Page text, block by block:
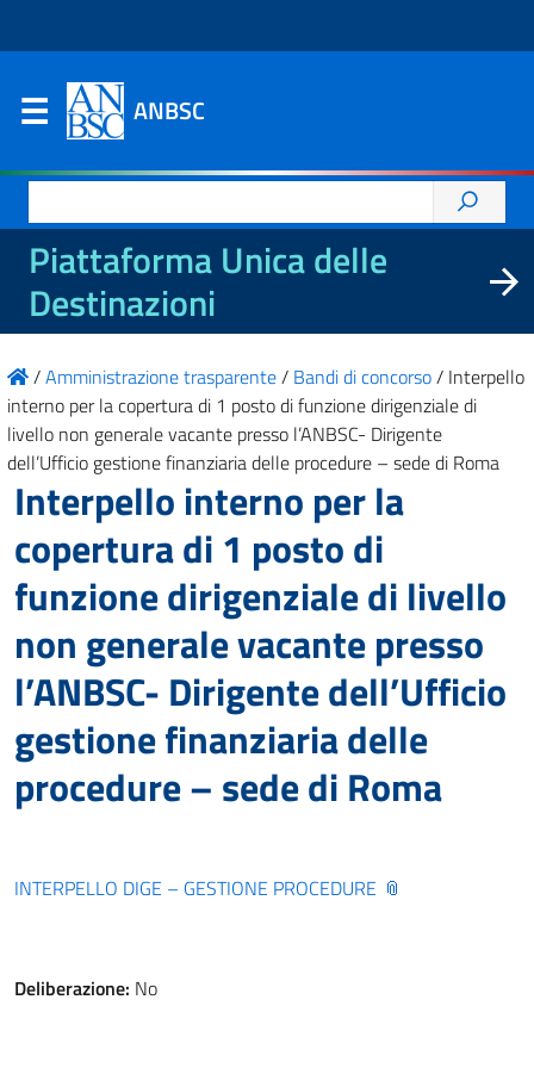
ANBSC
per:
Piattaforma Unica delle
Destinazioni
/Amministrazione trasparente/ Bandi di concorso/ Interpello
interno per la copertura di 1 posto di funzione dirigenziale di
livello non generale vacante presso l’ANBSC- Dirigente
dell’Ufficio gestione finanziaria delle procedure – sede di Roma
Interpello interno per la
copertura di 1 posto di
funzione dirigenziale di livello
non generale vacante presso
l’ANBSC- Dirigente dell’Ufficio
gestione finanziaria delle
procedure – sede di Roma
INTERPELLO DIGE – GESTIONE PROCEDURE
Deliberazione: No